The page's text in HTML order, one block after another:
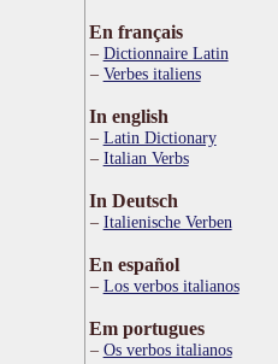
En français
Dictionnaire Latin
Verbes italiens
In english
Latin Dictionary
Italian Verbs
In Deutsch
Italienische Verben
En español
Los verbos italianos
Em portugues
Os verbos italianos